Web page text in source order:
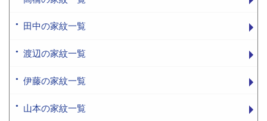
田中の家紋一覧
渡辺の家紋一覧
伊藤の家紋一覧
山本の家紋一覧